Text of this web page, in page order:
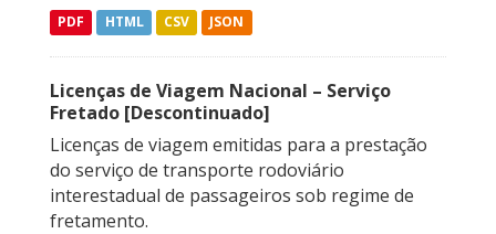
PDF HTML CSV JSON
Licenças de Viagem Nacional – Serviço
Fretado [Descontinuado]
Licenças de viagem emitidas para a prestação
do serviço de transporte rodoviário
interestadual de passageiros sob regime de
fretamento.